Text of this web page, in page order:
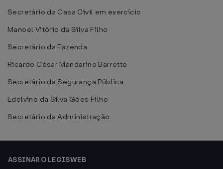
Secretário da Casa Civil em exercício
Manoel Vitório da Silva Filho
Secretário da Fazenda
Ricardo César Mandarino Barretto
Secretário da Segurança Pública
Edelvino da Silva Góes Filho
Secretário da Administração
ASSINAR O LEGISWEB